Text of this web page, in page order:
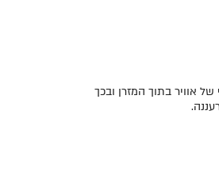
אוויר בתוך המזרן ובכך